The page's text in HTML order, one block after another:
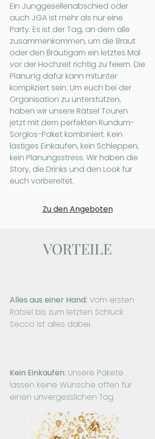
Ein Junggesellenabschied oder
auch JGA ist mehr als nur eine
Party. Es ist der Tag, an dem alle
zusammenkommen, um die Braut
oder den Bräutigam ein letztes Mal
vor der Hochzeit richtig zu feiern. Die
Planung dafür kann mitunter
kompliziert sein. Um euch bei der
Organisation zu unterstützen,
haben wir unsere Rätsel Touren
jetzt mit dem perfekten Rundum-
Sorglos-Paket kombiniert. Kein
lästiges Einkaufen, kein Schleppen,
kein Planungsstress. Wir haben die
Story, die Drinks und den Look für
euch vorbereitet.
Zu den Angeboten
VORTEILE
Alles aus einer Hand: Vom ersten
Rätsel bis zum letzten Schluck
Secco ist alles dabei.​
Kein Einkaufen: Unsere Pakete
lassen keine Wünsche offen für
einen unvergesslichen Tag.